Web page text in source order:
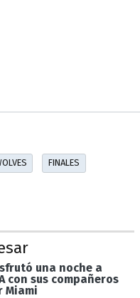
FINALES
una noche a
con sus compañeros
Miami